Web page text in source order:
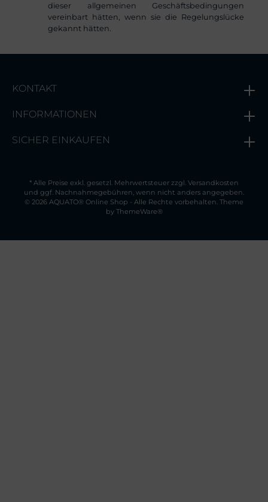
dieser allgemeinen Geschäftsbedingungen
vereinbart hätten, wenn sie die Regelungslücke
gekannt hätten.
KONTAKT
INFORMATIONEN
SICHER EINKAUFEN
* Alle Preise exkl. gesetzl. Mehrwertsteuer zzgl. Versandkosten
und ggf. Nachnahmegebühren, wenn nicht anders angegeben.
© 2026 AQUATO® Online Shop - Alle Rechte vorbehalten. Theme
by ThemeWare®